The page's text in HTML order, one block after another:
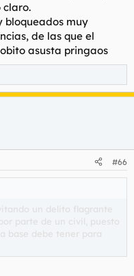
que un tío grandote le
hace explotar la situación
el control. Y sepias con
la situación en el
evidente que con ese
se puede esquivar.
situación el sepias toma
cuándo se escala
es un crack. Sabe
siempre.
bloqueados muy
de las que el
asusta pringaos
#66
un delito flagrante
parte de un civil, puesto
base debe tener para